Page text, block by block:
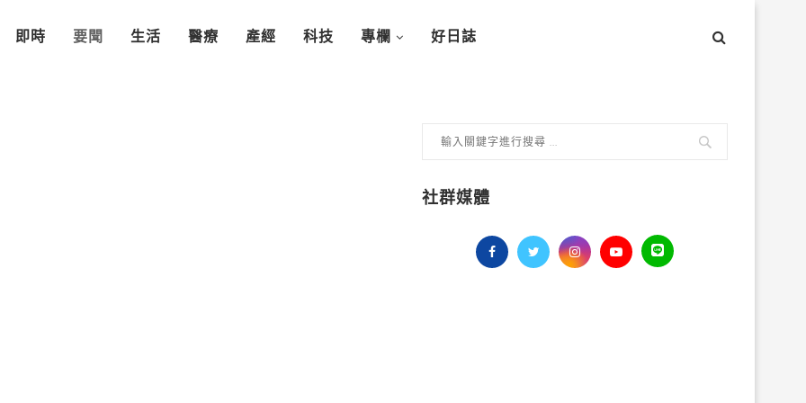
即時 要聞 生活 醫療 產經 科技 專欄 好日誌
社群媒體